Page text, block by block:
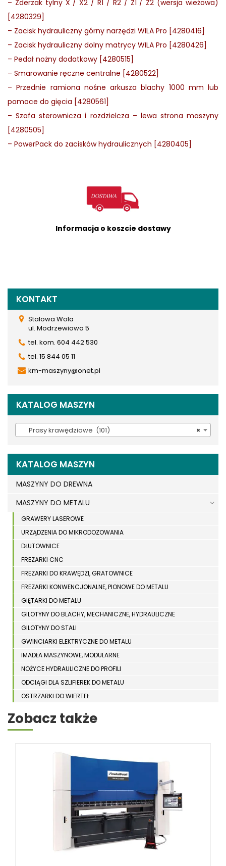
– Zderzak tylny X / X2 / R1 / R2 / Z1 / Z2 (wersja wieżowa)
[4280329]
– Zacisk hydrauliczny górny narzędzi WILA Pro [4280416]
– Zacisk hydrauliczny dolny matrycy WILA Pro [4280426]
– Pedał nożny dodatkowy [4280515]
– Smarowanie ręczne centralne [4280522]
–Przednie ramiona nośne arkusza blachy 1000 mm lub
pomoce do gięcia [4280561]
–Szafa sterownicza i rozdzielcza – lewa strona maszyny
[4280505]
– PowerPack do zacisków hydraulicznych [4280405]
Informacja o koszcie dostawy
KONTAKT
Stalowa Wola
ul. Modrzewiowa 5
tel. kom. 604 442 530
tel. 15 844 05 11
km-maszyny@onet.pl
KATALOG MASZYN
×
Prasy krawędziowe (101)
KATALOG MASZYN
MASZYNY DO DREWNA
MASZYNY DO METALU
GRAWERY LASEROWE
URZĄDZENIA DO MIKRODOZOWANIA
DŁUTOWNICE
FREZARKI CNC
FREZARKI DO KRAWĘDZI, GRATOWNICE
FREZARKI KONWENCJONALNE, PIONOWE DO METALU
GIĘTARKI DO METALU
GILOTYNY DO BLACHY, MECHANICZNE, HYDRAULICZNE
GILOTYNY DO STALI
GWINCIARKI ELEKTRYCZNE DO METALU
IMADŁA MASZYNOWE, MODULARNE
NOŻYCE HYDRAULICZNE DO PROFILI
ODCIĄGI DLA SZLIFIEREK DO METALU
OSTRZARKI DO WIERTEŁ
PIŁY TAŚMOWE DO METALU
PRASY RAMOWE
PRASY WARSZTATOWE
STOŁY ROLKOWE
Zobacz także